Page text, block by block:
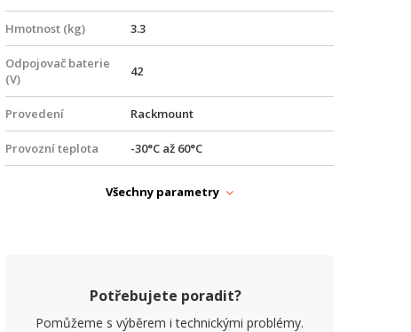
Hmotnost (kg) 3.3
Odpojovač baterie
(V)
42
Provedení Rackmount
Provozní teplota -30°C až 60°C
Ano
Všechny parametry
Potřebujete poradit?
Pomůžeme s výběrem i technickými problémy.